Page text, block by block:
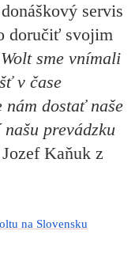
servis
doručiť svojim
sme vnímali
v čase
nám dostať naše
prevádzku
Kaňuk z
na Slovensku